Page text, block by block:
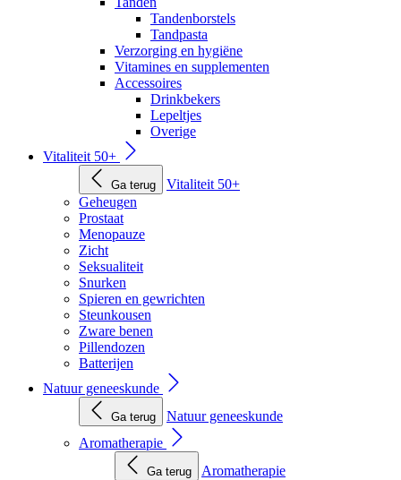
Tandenborstels
Tandpasta
Verzorging en hygiëne
Vitamines en supplementen
Accessoires
Drinkbekers
Lepeltjes
Overige
Vitaliteit 50+
Ga terug
Vitaliteit 50+
Geheugen
Prostaat
Menopauze
Zicht
Seksualiteit
Snurken
Spieren en gewrichten
Steunkousen
Zware benen
Pillendozen
Batterijen
Natuur geneeskunde
Ga terug
Natuur geneeskunde
Aromatherapie
Ga terug
Aromatherapie